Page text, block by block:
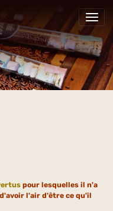
pour lesquelles il n'a
l'air d'être ce qu'il